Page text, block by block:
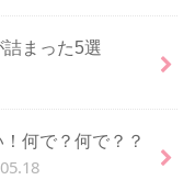
まった5選
何で？何で？？